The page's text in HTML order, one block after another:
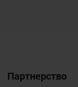
Партнерство